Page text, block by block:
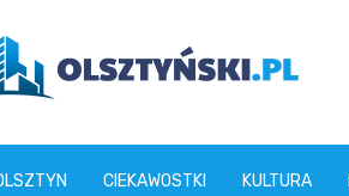
CIEKAWOSTKI KULTURA